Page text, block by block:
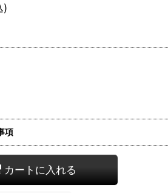
)
項
カートに入れる